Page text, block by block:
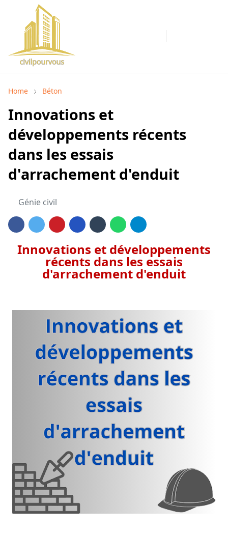
Home Béton
Innovations et
développements récents
dans les essais
d'arrachement d'enduit
Génie civil
Innovations et développements
récents dans les essais
d'arrachement d'enduit